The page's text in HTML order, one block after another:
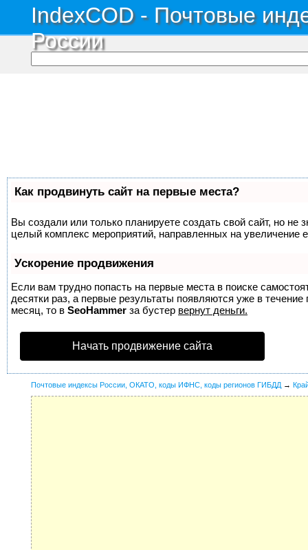
IndexCOD - Почтовые
России
Как продвинуть сайт на первые места?
Вы создали или только планируете создать свой сайт, но не
целый комплекс мероприятий, направленных на увеличение
Ускорение продвижения
Если вам трудно попасть на первые места в поиске
десятки раз, а первые результаты появляются уже в
месяц, то в SeoHammer за бустер вернут деньги.
Начать продвижение сайта
Почтовые индексы России, ОКАТО, коды ИФНС, коды регионов ГИБДД →